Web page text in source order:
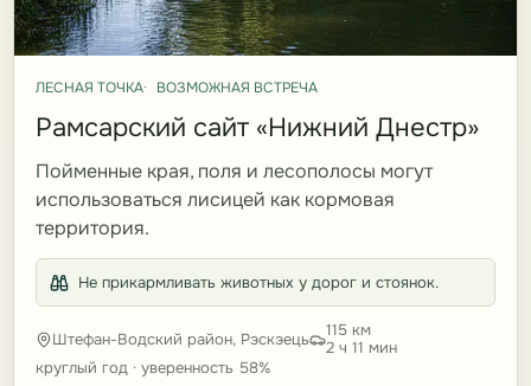
ЛЕСНАЯ ТОЧКА ВОЗМОЖНАЯ ВСТРЕЧА
Рамсарский сайт «Нижний Днестр»
Пойменные края, поля и лесополосы могут
использоваться лисицей как кормовая
территория.
Не прикармливать животных у дорог и стоянок.
Штефан-Водский район, Рэскэець
115 км
2 ч 11 мин
круглый год · уверенность 58%